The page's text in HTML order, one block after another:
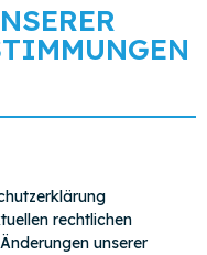
rechtlichen
unserer